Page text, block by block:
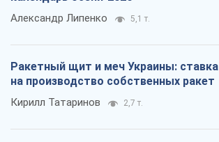
Александр Липенко 5,1 т.
Ракетный щит и меч Украины: ставка
на производство собственных ракет
Кирилл Татаринов 2,7 т.